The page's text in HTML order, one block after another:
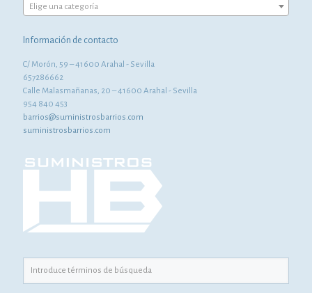
Elige una categoría
Información de contacto
C/ Morón, 59 – 41600 Arahal - Sevilla
657286662
Calle Malasmañanas, 20 – 41600 Arahal - Sevilla
954 840 453
barrios@suministrosbarrios.com
suministrosbarrios.com